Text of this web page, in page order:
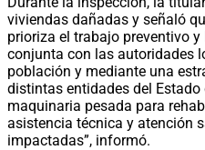
viviendas dañadas y señaló
prioriza el trabajo preventivo
conjunta con las autoridades
población y mediante una
distintas entidades del
maquinaria pesada para
asistencia técnica y atención
impactadas”, informó.